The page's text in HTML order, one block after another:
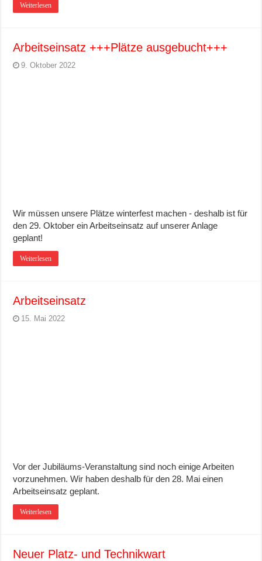
Weiterlesen
Arbeitseinsatz +++Plätze ausgebucht+++
9. Oktober 2022
Wir müssen unsere Plätze winterfest machen - deshalb ist für
den 29. Oktober ein Arbeitseinsatz auf unserer Anlage
geplant!
Weiterlesen
Arbeitseinsatz
15. Mai 2022
Vor der Jubiläums-Veranstaltung sind noch einige Arbeiten
vorzunehmen. Wir haben deshalb für den 28. Mai einen
Arbeitseinsatz geplant.
Weiterlesen
Neuer Platz- und Technikwart